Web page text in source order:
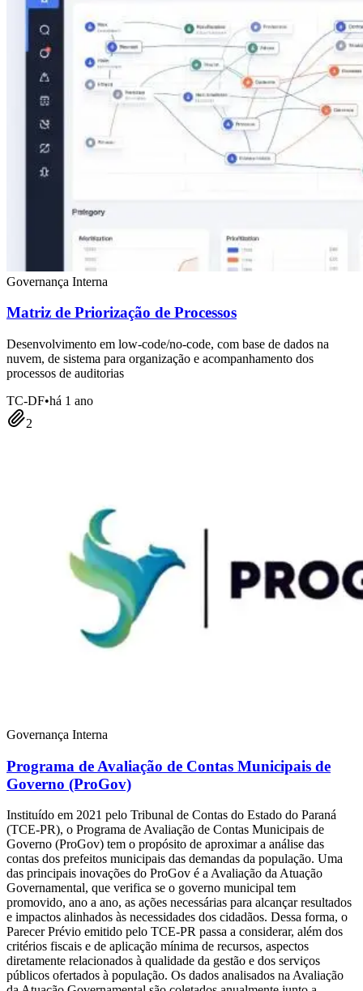
Governança Interna
Matriz de Priorização de Processos
Desenvolvimento em low-code/no-code, com base de dados na
nuvem, de sistema para organização e acompanhamento dos
processos de auditorias
TC-DF•há 1 ano
2
Governança Interna
Programa de Avaliação de Contas Municipais de
Governo (ProGov)
Instituído em 2021 pelo Tribunal de Contas do Estado do Paraná
(TCE-PR), o Programa de Avaliação de Contas Municipais de
Governo (ProGov) tem o propósito de aproximar a análise das
contas dos prefeitos municipais das demandas da população. Uma
das principais inovações do ProGov é a Avaliação da Atuação
Governamental, que verifica se o governo municipal tem
promovido, ano a ano, as ações necessárias para alcançar resultados
e impactos alinhados às necessidades dos cidadãos. Dessa forma, o
Parecer Prévio emitido pelo TCE-PR passa a considerar, além dos
critérios fiscais e de aplicação mínima de recursos, aspectos
diretamente relacionados à qualidade da gestão e dos serviços
públicos ofertados à população. Os dados analisados na Avaliação